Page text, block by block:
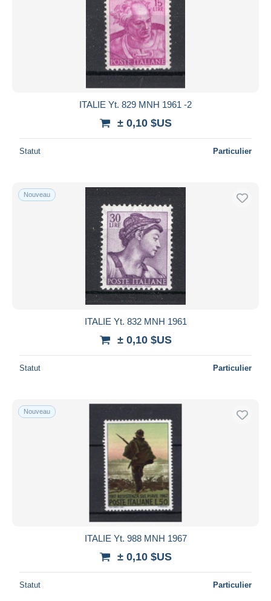
Appliquer
ITALIE Yt. 829 MNH 1961 -2
± 0,10 $US
Statut Particulier
Nouveau
ITALIE Yt. 832 MNH 1961
± 0,10 $US
Statut Particulier
Nouveau
ITALIE Yt. 988 MNH 1967
± 0,10 $US
Statut Particulier